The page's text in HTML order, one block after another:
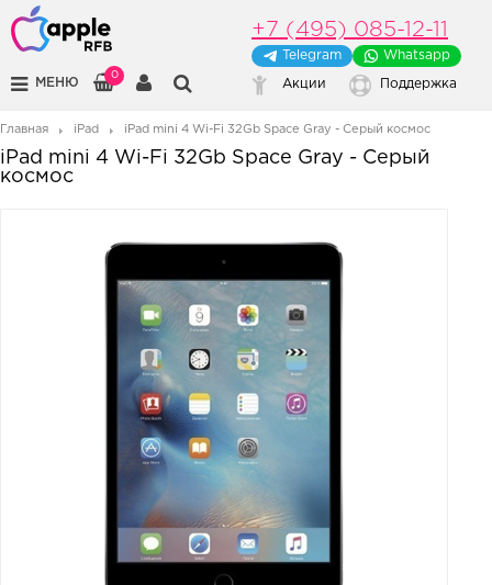
МЕНЮ
0
+7 (495) 085-12-11
Telegram Whatsapp
Акции Поддержка
Главная iPad iPad mini 4 Wi-Fi 32Gb Space Gray - Серый космос
iPad mini 4 Wi-Fi 32Gb Space Gray - Серый
космос